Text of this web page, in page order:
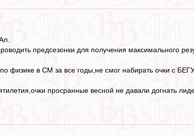
предсезонки для получения максимального
физике в СМ за все годы,не смог набирать очки с
просранные весной не давали догнать